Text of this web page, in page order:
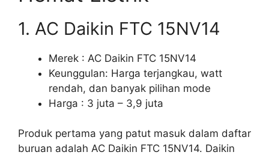
1. AC Daikin FTC 15NV14
Merek : AC Daikin FTC 15NV14
Keunggulan: Harga terjangkau, watt
rendah, dan banyak pilihan mode
Harga : 3 juta – 3,9 juta
Produk pertama yang patut masuk dalam daftar
buruan adalah AC Daikin FTC 15NV14. Daikin